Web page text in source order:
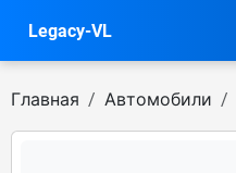
Legacy-VL
Главная Автомобили